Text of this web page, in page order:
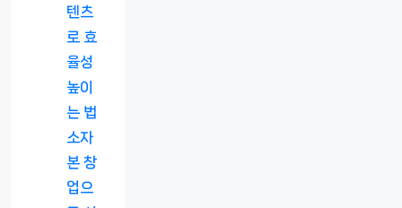
텐츠
로 효
율성
높이
는 법
소자
본 창
업으